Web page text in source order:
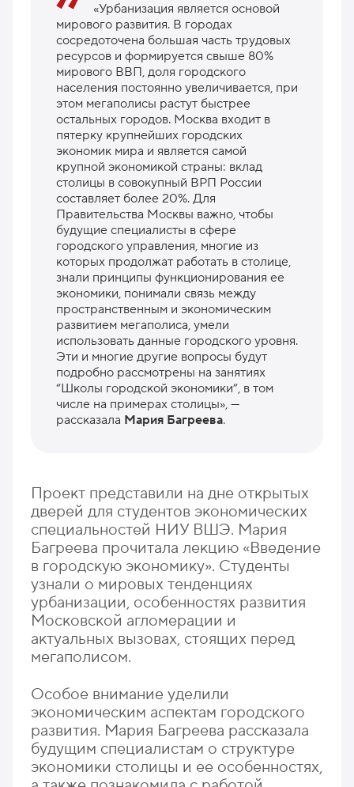
«Урбанизация является основой
мирового развития. В городах
сосредоточена большая часть трудовых
ресурсов и формируется свыше 80%
мирового ВВП, доля городского
населения постоянно увеличивается, при
этом мегаполисы растут быстрее
остальных городов. Москва входит в
пятерку крупнейших городских
экономик мира и является самой
крупной экономикой страны: вклад
столицы в совокупный ВРП России
составляет более 20%. Для
Правительства Москвы важно, чтобы
будущие специалисты в сфере
городского управления, многие из
которых продолжат работать в столице,
знали принципы функционирования ее
экономики, понимали связь между
пространственным и экономическим
развитием мегаполиса, умели
использовать данные городского уровня.
Эти и многие другие вопросы будут
подробно рассмотрены на занятиях
“Школы городской экономики”, в том
числе на примерах столицы», —
рассказала Мария Багреева.
Проект представили на дне открытых
дверей для студентов экономических
специальностей НИУ ВШЭ. Мария
Багреева прочитала лекцию «Введение
в городскую экономику». Студенты
узнали о мировых тенденциях
урбанизации, особенностях развития
Московской агломерации и
актуальных вызовах, стоящих перед
мегаполисом.
Особое внимание уделили
экономическим аспектам городского
развития. Мария Багреева рассказала
будущим специалистам о структуре
экономики столицы и ее особенностях,